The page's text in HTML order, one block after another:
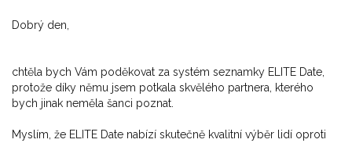
Dobrý den,
chtěla bych Vám poděkovat za systém seznamky ELITE Date,
protože díky němu jsem potkala skvělého partnera, kterého
bych jinak neměla šanci poznat.
Myslím, že ELITE Date nabízí skutečně kvalitní výběr lidí oproti